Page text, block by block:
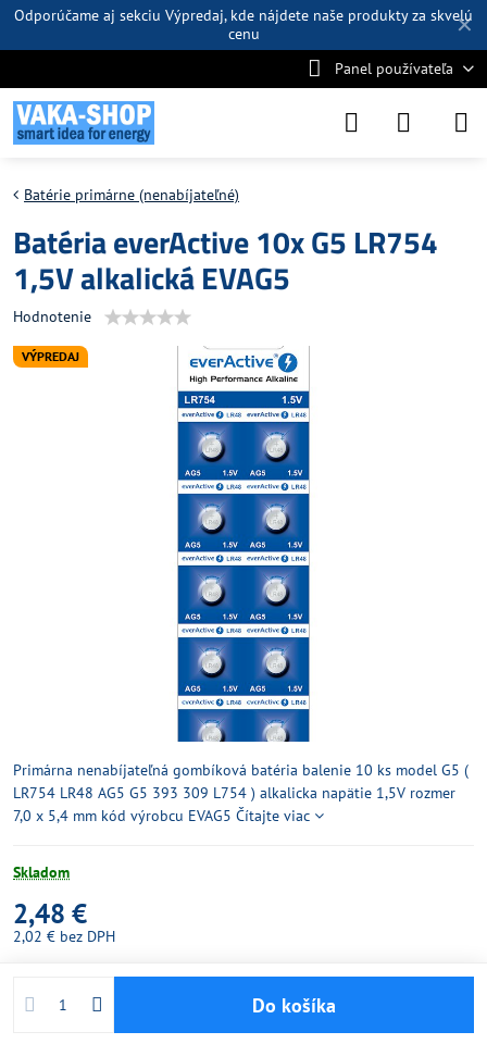
✕
Odporúčame aj sekciu Výpredaj, kde nájdete naše produkty za skvelú
cenu
Panel používateľa
VÝPREDAJ
Batérie primárne (nenabíjateľné)
Batéria everActive 10x G5 LR754
1,5V alkalická EVAG5
Hodnotenie
Primárna nenabíjateľná gombíková batéria balenie 10 ks model G5 (
LR754 LR48 AG5 G5 393 309 L754 ) alkalicka napätie 1,5V rozmer
7,0 x 5,4 mm kód výrobcu EVAG5 Čítajte viac
Skladom
2,48 €
2,02 € bez DPH
Do košíka